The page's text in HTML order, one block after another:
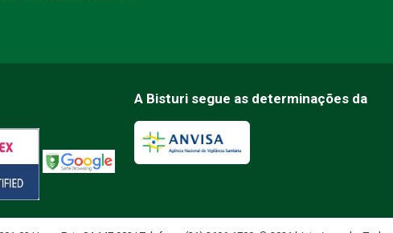
A Bisturi segue as determinações da